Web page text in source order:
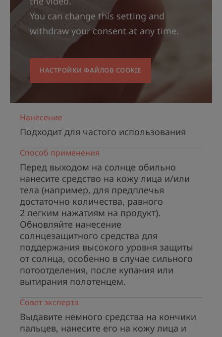
НЕСКОЛЬКО СЛОВ ОТ НАШЕГО
Солнцезащитное средство
подходит даже для самых
уязвимых типов кожи и может
использоваться в условиях
наиболее интенсивной
инсоляции.
Преимущество
Флюид Intense Protect SPF 50+
ультраширокого спектра защиты от: UVA/UVB
лучей и от высокоэнергетического синего
света (HEV).
Свойства
You can change this setting and
withdraw your consent at any time.
НАСТРОЙКИ ФАЙЛОВ COOKIE
Нанесение
Подходит для частого использования
Способ применения
Перед выходом на солнце обильно
нанесите средство на кожу лица и/или
тела (например, для предплечья
достаточно количества, равного
2 легким нажатиям на продукт).
Обновляйте нанесение
солнцезащитного средства для
поддержания высокого уровня защиты
от солнца, особенно в случае сильного
потоотделения, после купания или
вытирания полотенцем.
Совет эксперта
Выдавите немного средства на кончики
пальцев, нанесите его на кожу лица и